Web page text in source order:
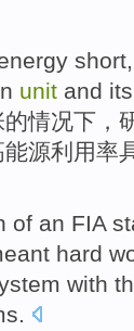
unit and its
的情况下 ，
源利用率
of an FIA
hard
with